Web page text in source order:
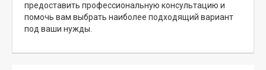
предоставить профессиональную консультацию и
помочь вам выбрать наиболее подходящий вариант
под ваши нужды.